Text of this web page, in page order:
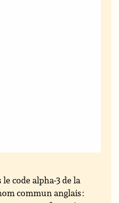
code alpha-3 de la
commun anglais :